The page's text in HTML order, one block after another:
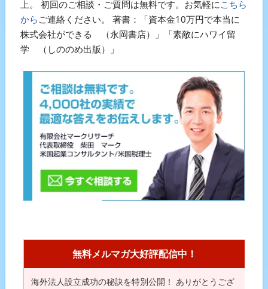
上。 初回のご相談・ご質問は無料です。お気軽にこちら
から ご連絡ください。 著書：「資本金10万円で本当に
株式会社ができる （永岡書店）」「素敵にハワイ留
学 （しののめ出版）」
無料メルマガ大好評配信中！
海外法人設立成功の秘訣を特別公開！ ありがとうござ